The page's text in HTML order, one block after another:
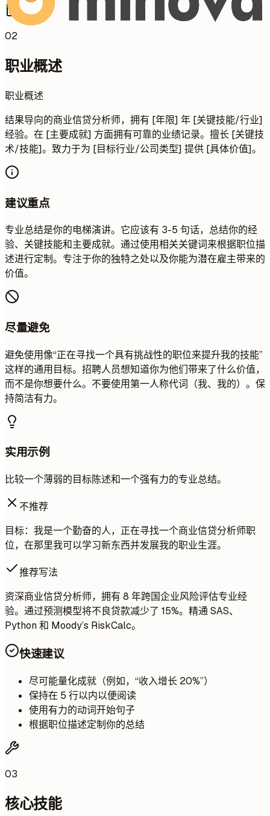
02
职业概述
职业概述
结果导向的商业信贷分析师，拥有 [年限] 年 [关键技能/行业]
经验。在 [主要成就] 方面拥有可靠的业绩记录。擅长 [关键技
术/技能]。致力于为 [目标行业/公司类型] 提供 [具体价值]。
建议重点
专业总结是你的电梯演讲。它应该有 3-5 句话，总结你的经
验、关键技能和主要成就。通过使用相关关键词来根据职位描
述进行定制。专注于你的独特之处以及你能为潜在雇主带来的
价值。
尽量避免
避免使用像“正在寻找一个具有挑战性的职位来提升我的技能”
这样的通用目标。招聘人员想知道你为他们带来了什么价值，
而不是你想要什么。不要使用第一人称代词（我、我的）。保
持简洁有力。
实用示例
比较一个薄弱的目标陈述和一个强有力的专业总结。
不推荐
目标：我是一个勤奋的人，正在寻找一个商业信贷分析师职
位，在那里我可以学习新东西并发展我的职业生涯。
推荐写法
资深商业信贷分析师，拥有 8 年跨国企业风险评估专业经
验。通过预测模型将不良贷款减少了 15%。精通 SAS、
Python 和 Moody’s RiskCalc。
快速建议
尽可能量化成就（例如，“收入增长 20%”）
保持在 5 行以内以便阅读
使用有力的动词开始句子
根据职位描述定制你的总结
03
核心技能